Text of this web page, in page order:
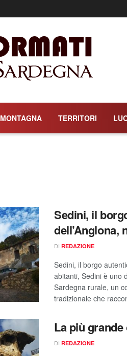
MONTAGNA TERRITORI
Sedini, il
dell’Anglona,
DI REDAZIONE
Sedini, il borgo
abitanti, Sedini è uno
Sardegna rurale, un
tradizionale che
La più
DI REDAZIONE